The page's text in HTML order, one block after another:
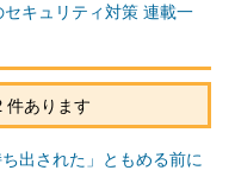
キュリティ対策 連載一
件あります
出された」ともめる前に